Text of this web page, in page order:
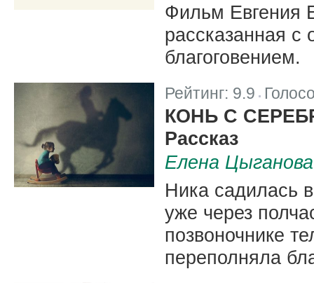
Фильм Евгения
рассказанная
благоговением.
Рейтинг: 9.9 |
КОНЬ С
Рассказ
Елена Цыганова
Ника садилась
уже через
позвоночнике
переполняла